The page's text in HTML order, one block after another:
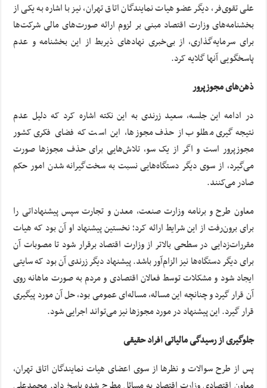
علی تقوی‌فر، دیگر عضو هیات نمایندگان اتاق تهران، نیز با اشاره به یکی از
بخشنامه‌های وزارت اقتصاد مبنی بر لزوم ارائه صورت‌های مالی شرکت‌ها
برای سرمایه‌گذاری، از بی‌خبری نهادهای ذیربط از این بخشنامه و عدم
پاسخگویی آنها گلایه کرد.
ذهن‌های مجوزپرور
در ادامه این جلسه، سعید زرندی به این نکته اشاره کرد که دلیل عدم
نتیجه‌گیری مطلوب از حذف مجوز‌ها، این است که فضای فکری کشور
مجوزپرور است و اگر از یک سو، تلاش‌هایی برای حذف مجوزها صورت
می‌گیرد، از سوی دیگر دستگاه‌هایی نسبت به سخت‌گیرانه شدن امور حکم
صادر می‌کنند.
معاون طرح و برنامه وزارت صنعت، معدن و تجارت سپس پیشنهاداتی را
برای برون‌رفت از این شرایط ارائه کرد؛ نخستین پیشنهاد او آن بود که هیات
مقررات‌زدایی در سطحی بالاتر از وزارت اقتصاد برقرار شود تا مصوبات آن
برای دیگر دستگاه‌ها نیز الزام‌آور باشد. پیشنهاد دیگر زرندی آن بود که سایتی
ایجاد شود و مشکلات توسط فعالان اقتصادی و مردم به صورت ماهانه روی
آن قرار گیرد و چنانچه این مساله، مساله‌ای عمومی بود، حل آن مورد پیگیری
قرار گیرد. این پیشنهاد در مورد مجوزها نیز می‌تواند اجرایی شود.
جلوگیری از رسیدگی مالیاتی افراد حقیقی
پس از طرح سوالات و نظرها از سوی اعضای هیات نمایندگان اتاق تهران،